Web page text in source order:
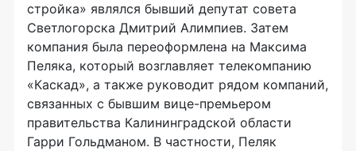
стройка» являлся бывший депутат совета
Светлогорска Дмитрий Алимпиев. Затем
компания была переоформлена на Максима
Пеляка, который возглавляет телекомпанию
«Каскад», а также руководит рядом компаний,
связанных с бывшим вице-премьером
правительства Калининградской области
Гарри Гольдманом. В частности, Пеляк